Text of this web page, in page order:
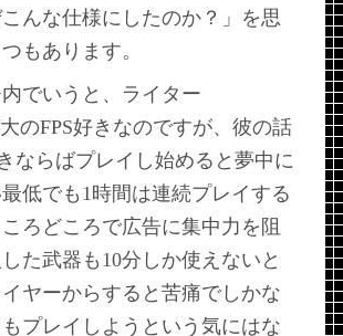
んな仕様にしたのか？」を思
もあります。
でいうと、ライター
のFPS好きなのですが、彼の話
ならばプレイし始めると夢中に
低でも1時間は連続プレイする
ろどころで広告に集中力を阻
た武器も10分しか使えないと
ヤーからすると苦痛でしかな
プレイしようという気にはな